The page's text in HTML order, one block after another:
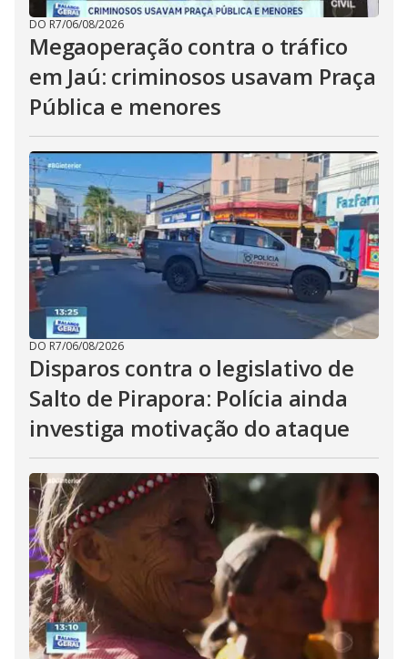
DO R7/06/08/2026
Megaoperação contra o tráfico
em Jaú: criminosos usavam Praça
Pública e menores
DO R7/06/08/2026
Disparos contra o legislativo de
Salto de Pirapora: Polícia ainda
investiga motivação do ataque